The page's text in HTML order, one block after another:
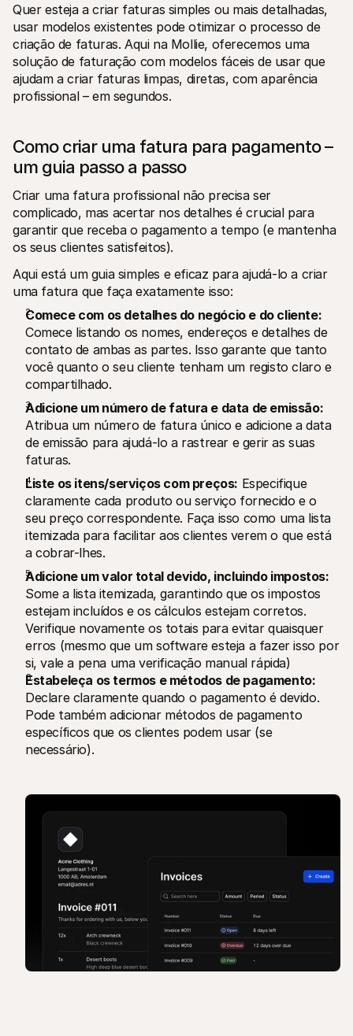
Quer esteja a criar faturas simples ou mais detalhadas,
usar modelos existentes pode otimizar o processo de
criação de faturas. Aqui na Mollie, oferecemos uma
solução de faturação com modelos fáceis de usar que
ajudam a criar faturas limpas, diretas, com aparência
profissional – em segundos.
Como criar uma fatura para pagamento –
um guia passo a passo
Criar uma fatura profissional não precisa ser
complicado, mas acertar nos detalhes é crucial para
garantir que receba o pagamento a tempo (e mantenha
os seus clientes satisfeitos).
Aqui está um guia simples e eficaz para ajudá-lo a criar
uma fatura que faça exatamente isso:
Comece com os detalhes do negócio e do cliente:
Comece listando os nomes, endereços e detalhes de
contato de ambas as partes. Isso garante que tanto
você quanto o seu cliente tenham um registo claro e
compartilhado.
Adicione um número de fatura e data de emissão:
Atribua um número de fatura único e adicione a data
de emissão para ajudá-lo a rastrear e gerir as suas
faturas.
Liste os itens/serviços com preços: Especifique
claramente cada produto ou serviço fornecido e o
seu preço correspondente. Faça isso como uma lista
itemizada para facilitar aos clientes verem o que está
a cobrar-lhes.
Adicione um valor total devido, incluindo impostos:
Some a lista itemizada, garantindo que os impostos
estejam incluídos e os cálculos estejam corretos.
Verifique novamente os totais para evitar quaisquer
erros (mesmo que um software esteja a fazer isso por
si, vale a pena uma verificação manual rápida)
Estabeleça os termos e métodos de pagamento:
Declare claramente quando o pagamento é devido.
Pode também adicionar métodos de pagamento
específicos que os clientes podem usar (se
necessário).